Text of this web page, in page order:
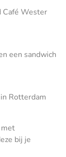
Café Wester
een sandwich
Rotterdam
bij je